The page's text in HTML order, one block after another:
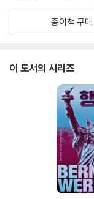
종이책 구매
이 도서의 시리즈